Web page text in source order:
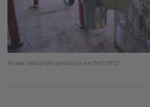
Новая запорная арматура на ПНС №12